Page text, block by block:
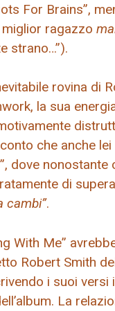
For Brains”,
ragazzo
strano…”).
rovina di
la sua
che anche
dove
di
cambi”.
With Me”
Robert Smith
i suoi versi
La